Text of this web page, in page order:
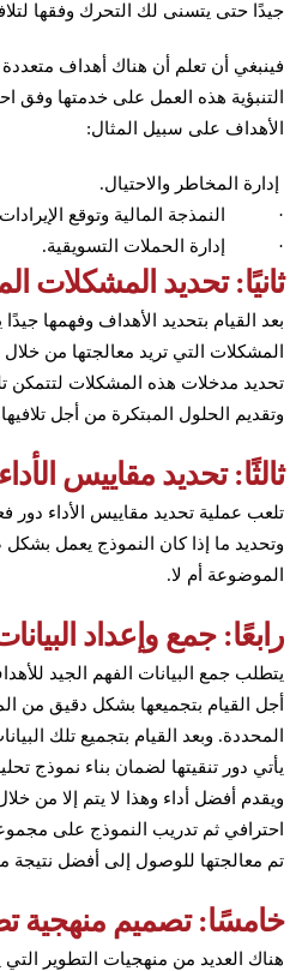
جيدًا حتى يتسنى لك التحرك وفقها
فينبغي أن تعلم أن هناك أهداف
التنبؤية هذه العمل على خدمتها وفق
الأهداف على سبيل المثال:
إدارة المخاطر والاحتيال.
· النمذجة المالية وتوقع
· إدارة الحملات التسويقية.
ثانيًا: تحديد المشكلات
بعد القيام بتحديد الأهداف وفهمها
المشكلات التي تريد معالجتها من خلال
تحديد مدخلات هذه المشكلات لتتمكن
وتقديم الحلول المبتكرة من أجل
ثالثًا: تحديد مقاييس
تلعب عملية تحديد مقاييس الأداء دور
وتحديد ما إذا كان النموذج يعمل
الموضوعة أم لا.
رابعًا: جمع وإعداد
يتطلب جمع البيانات الفهم الجيد
أجل القيام بتجميعها بشكل دقيق من
المحددة. وبعد القيام بتجميع تلك
يأتي دور تنقيتها لضمان بناء نموذج
ويقدم أفضل أداء وهذا لا يتم إلا من
احترافي ثم تدريب النموذج على
تم معالجتها للوصول إلى أفضل نتيجة
خامسًا: تصميم منهجية
هناك العديد من منهجيات التطوير